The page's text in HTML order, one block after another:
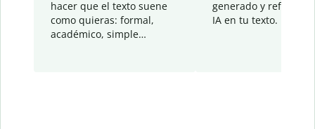
hacer que el texto suene
como quieras: formal,
académico, simple…
generado y refinado
IA en tu texto.